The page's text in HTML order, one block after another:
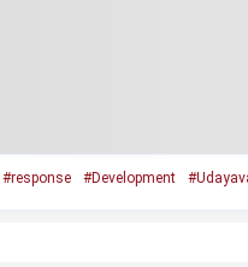
#response #Development